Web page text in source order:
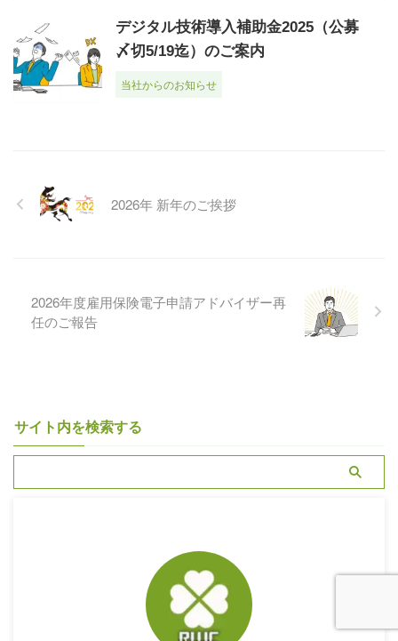
デジタル技術導入補助金2025（公募
〆切5/19迄）のご案内
当社からのお知らせ
2026年 新年のご挨拶
2026年度雇用保険電子申請アドバイザー再
任のご報告
サイト内を検索する